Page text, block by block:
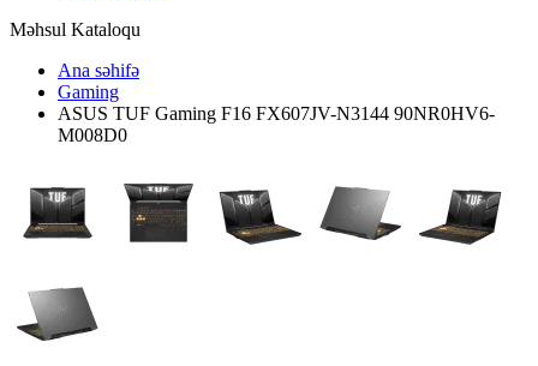
Məhsul Kataloqu
Ana səhifə
Gaming
ASUS TUF Gaming F16 FX607JV-N3144 90NR0HV6-
M008D0